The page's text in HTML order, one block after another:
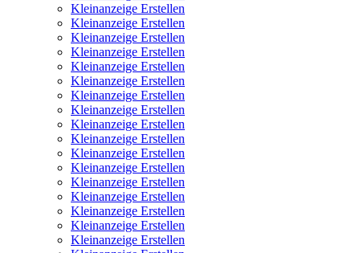
Kleinanzeige Erstellen
Kleinanzeige Erstellen
Kleinanzeige Erstellen
Kleinanzeige Erstellen
Kleinanzeige Erstellen
Kleinanzeige Erstellen
Kleinanzeige Erstellen
Kleinanzeige Erstellen
Kleinanzeige Erstellen
Kleinanzeige Erstellen
Kleinanzeige Erstellen
Kleinanzeige Erstellen
Kleinanzeige Erstellen
Kleinanzeige Erstellen
Kleinanzeige Erstellen
Kleinanzeige Erstellen
Kleinanzeige Erstellen